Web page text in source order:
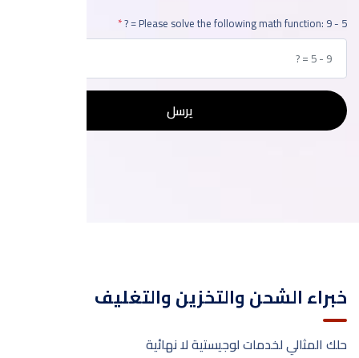
Please solve the following math function: 9 - 5 = ?
يرسل
خبراء الشحن والتخزين والتغليف
حلك المثالي لخدمات لوجيستية لا نهائية